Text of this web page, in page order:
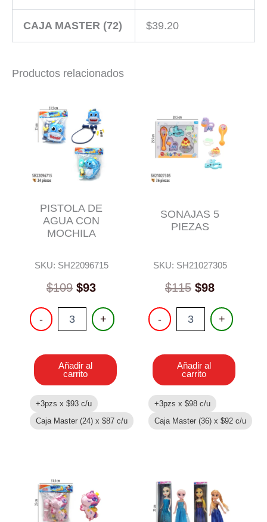
CAJA MASTER (72) $39.20
Productos relacionados
PISTOLA DE
AGUA CON
MOCHILA
SKU: SH22096715
$109 $93
-
PISTOLA
DE
MOCHILA
cantidad
+
Añadir al
carrito
+3pzs x $93 c/u
Caja Master (24) x $87 c/u
SONAJAS 5
PIEZAS
SKU: SH21027305
$115 $98
-
SONAJAS
5
+
Añadir al
carrito
+3pzs x $98 c/u
Caja Master (36) x $92 c/u